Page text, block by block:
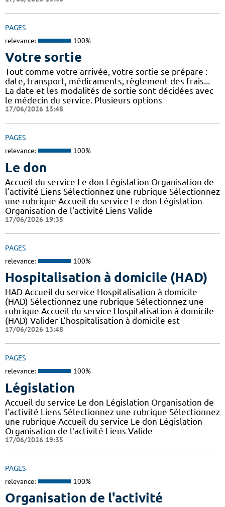
PAGES
relevance: 100%
Votre sortie
Tout comme votre arrivée, votre sortie se prépare :
date, transport, médicaments, règlement des frais...
La date et les modalités de sortie sont décidées avec
le médecin du service. Plusieurs options
17/06/2026 13:48
PAGES
relevance: 100%
Le don
Accueil du service Le don Législation Organisation de
l'activité Liens Sélectionnez une rubrique Sélectionnez
une rubrique Accueil du service Le don Législation
Organisation de l'activité Liens Valide
17/06/2026 19:35
PAGES
relevance: 100%
Hospitalisation à domicile (HAD)
HAD Accueil du service Hospitalisation à domicile
(HAD) Sélectionnez une rubrique Sélectionnez une
rubrique Accueil du service Hospitalisation à domicile
(HAD) Valider L’hospitalisation à domicile est
17/06/2026 13:48
PAGES
relevance: 100%
Législation
Accueil du service Le don Législation Organisation de
l'activité Liens Sélectionnez une rubrique Sélectionnez
une rubrique Accueil du service Le don Législation
Organisation de l'activité Liens Valide
17/06/2026 19:35
PAGES
relevance: 100%
Organisation de l'activité